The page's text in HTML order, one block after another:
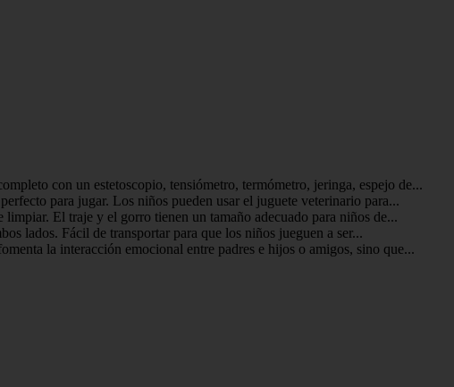
con un estetoscopio, tensiómetro, termómetro, jeringa, espejo de...
para jugar. Los niños pueden usar el juguete veterinario para...
El traje y el gorro tienen un tamaño adecuado para niños de...
lados. Fácil de transportar para que los niños jueguen a ser...
la interacción emocional entre padres e hijos o amigos, sino que...